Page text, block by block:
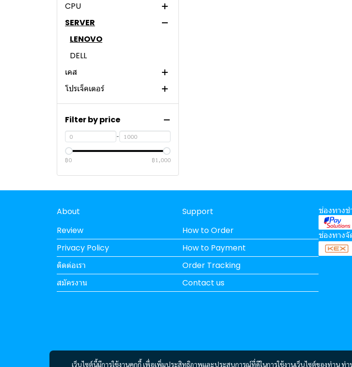
DELL NOTEBOOK (INTEL)
LENOVO NOTEBOOK
(AMD)
LENOVO NOTEBOOK
(INTEL)
ACER NOTEBOOK
ACER NOTEBOOK
(INTEL)
ACER NOTEBOOK (AMD)
APPLE MACBOOK
LG
DELL
ASUS
HP
LENOVO
MSI
COOLER MASTER
ASROCK
ACER (INTEL)
ACER (AMD)
INTEL NUC
LEMEL PC
LEMEL PC (AMD)
LEMEL PC (INTEL)
LENOVO PC
LENOVO PC (AMD)
LENOVO PC (INTEL)
DELL PC
DELL PC (AMD)
DELL PC (INTEL)
ASUS PC
NVIDIA
ASUS PC (AMD)
ASUS PC (INTEL)
APPLE
HP PC
HP PC (AMD)
HP PC (INTEL)
ACER (AMD)
LENOVO (AMD)
LENOVO (INTEL)
HP
HP (AMD)
HP (INTEL)
ASUS
ASUS (AMD)
ASUS (INTEL)
DELL
DELL (AMD)
DELL (INTEL)
EPSON
HP
BROTHER
CANON
FUJIFILM
SPARKLE
ASROCK
POWER COLOR
XFX
COLORFUL
SAPPHIRE
PALIT
ASUS
ZOTAC
INTEL
GIGABYTE
MSI
CPU
AMD
INTEL
SERVER
LENOVO
DELL
เคส
ZOTAC
DEEPCOOL
Jonsbo
DARKFLASH
HYTE
XIGMATEK
MONTECH
CORSAIR
ANTEC
ASUS
โปรเจ็คเตอร์
VIEWSONIC
EPSON
PORT HUB
ASUS
ชุดระบายความร้อน
พัดลมเคส
ระบบระบายความร้อนด้วยน้ำ
หมึกปริ้นเตอร์และโทนเนอร์
PANTUM
PANTUM
CANNON
HP
BROTHER
MINI PC
INTEL
QPOS
เครื่องฟอกอากาศ
EPSON
ACER
Genius
RAPOO
SGEAR
HP
TABLET / SMARTPHONE
HUAWEI
ASUS
REDMI
Liquid Cooler
NETWORK
CUDY
ReYee
SSD / HARDDISK /
SPATIUM
APACER
SILVERSTONE
SUPER FLOWER
ASUS
THERMALTAKE
เมนบอร์ด
ASROCK
อุปกรณ์ เกมมิ่ง
Filter by price
-
฿0 ฿1,000
เว็บไซต์นี้มีการใช้งานคุกกี้ เพื่อเพิ่มประสิทธิภาพและประสบการณ์ที่ดีในการใช้งานเว็บไซต์ของท่าน ท่า
About
Review
Privacy Policy
ติดต่อเรา
สมัครงาน
Support
How to Order
How to Payment
Order Tracking
Contact us
ช่องทางช
ช่องทางจั